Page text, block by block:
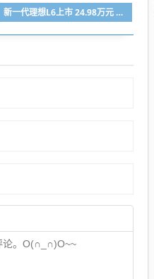
新一代理想L6上市 24.98万元 标配高阶智驾/四驱